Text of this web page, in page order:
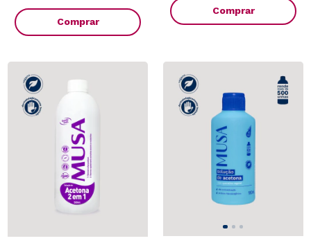
Comprar
Comprar